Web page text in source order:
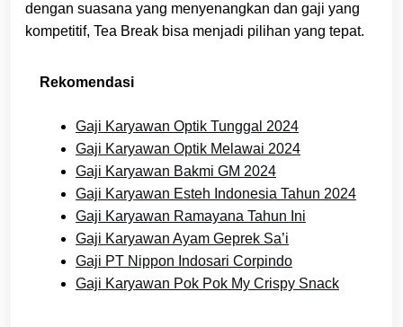
dengan suasana yang menyenangkan dan gaji yang
kompetitif, Tea Break bisa menjadi pilihan yang tepat.
Rekomendasi
Gaji Karyawan Optik Tunggal 2024
Gaji Karyawan Optik Melawai 2024
Gaji Karyawan Bakmi GM 2024
Gaji Karyawan Esteh Indonesia Tahun 2024
Gaji Karyawan Ramayana Tahun Ini
Gaji Karyawan Ayam Geprek Sa’i
Gaji PT Nippon Indosari Corpindo
Gaji Karyawan Pok Pok My Crispy Snack